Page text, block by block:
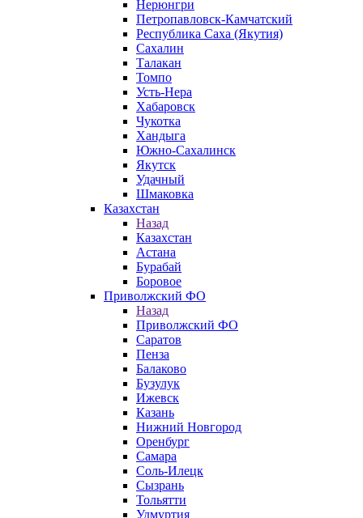
Нерюнгри
Петропавловск-Камчатский
Республика Саха (Якутия)
Сахалин
Талакан
Томпо
Усть-Нера
Хабаровск
Чукотка
Хандыга
Южно-Сахалинск
Якутск
Удачный
Шмаковка
Казахстан
Назад
Казахстан
Астана
Бурабай
Боровое
Приволжский ФО
Назад
Приволжский ФО
Саратов
Пенза
Балаково
Бузулук
Ижевск
Казань
Нижний Новгород
Оренбург
Самара
Соль-Илецк
Сызрань
Тольятти
Удмуртия